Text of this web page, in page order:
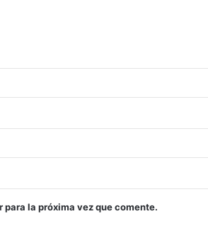
la próxima vez que comente.